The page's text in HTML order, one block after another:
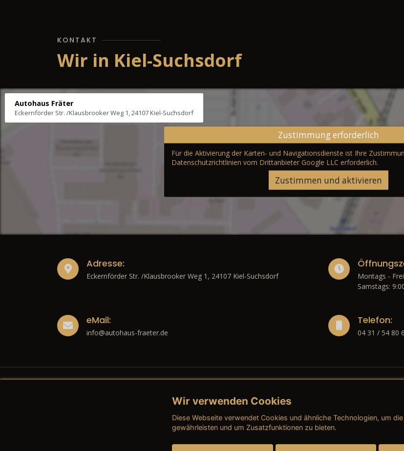
KONTAKT
Wir in Kiel-Suchsdorf
Autohaus Fräter
Eckernförder Str. /Klausbrooker Weg 1, 24107 Kiel-Suchsdorf
Zustimmung erforderlich
Für die Aktivierung der Karten- und Navigationsdienste ist Ihre
Datenschutzrichtlinien vom Drittanbieter Google LLC erforderlich.
Zustimmen und aktivieren
Adresse:
Eckernförder Str. /Klausbrooker Weg 1, 24107 Kiel-Suchsdorf
Montags -
Samstags:
eMail:
info@autohaus-fraeter.de
Telefon:
04 31 / 54 80
Rechtliches
→ Impressum
→ AGB (Neuwagen)
Wir verwenden Cookies
Diese Webseite verwendet Cookies und ähnliche Technologien, um
gewährleisten und um Zusatzfunktionen zu bieten.